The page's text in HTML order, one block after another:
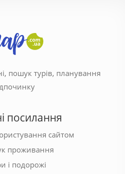
пошук турів, планування
посилання
сайтом
проживання
і подорожі